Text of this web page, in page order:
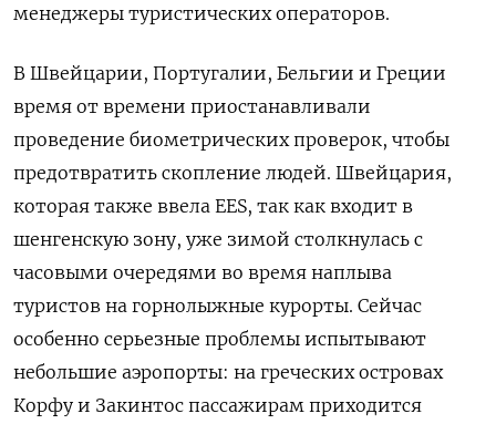
менеджеры туристических операторов.
В Швейцарии, Португалии, Бельгии и Греции
время от времени приостанавливали
проведение биометрических проверок, чтобы
предотвратить скопление людей. Швейцария,
которая также ввела EES, так как входит в
шенгенскую зону, уже зимой столкнулась с
часовыми очередями во время наплыва
туристов на горнолыжные курорты. Сейчас
особенно серьезные проблемы испытывают
небольшие аэропорты: на греческих островах
Корфу и Закинтос пассажирам приходится